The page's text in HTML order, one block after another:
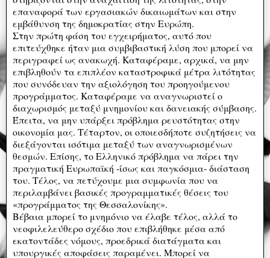
επαναφορά των εργασιακών δικαιωμάτων και στην
εμβάθυνση της δημοκρατίας στην Ευρώπη.
Στην πρώτη φάση του εγχειρήματος, αυτό που
επιτεύχθηκε ήταν μια συμβιβαστική λύση που μπορεί να
περιγραφεί ως ανακωχή. Καταφέραμε, αρχικά, να μην
επιβληθούν τα επιπλέον καταστροφικά μέτρα λιτότητας
που συνόδευαν την αξιολόγηση του προηγούμενου
προγράμματος. Καταφέραμε να αναγνωριστεί ο
διαχωρισμός μεταξύ μνημονίου και δανειακής σύμβασης.
Έπειτα, να μην υπάρξει πρόβλημα ρευστότητας στην
οικονομία μας. Τέταρτον, οι οποιεσδήποτε συζητήσεις να
διεξάγονται ισότιμα μεταξύ των αναγνωρισμένων
θεσμών. Επίσης, το Ελληνικό πρόβλημα να πάρει την
πραγματική Ευρωπαϊκή -ίσως και παγκόσμια- διάσταση
του. Τέλος, να πετύχουμε μια συμφωνία που να
περιλαμβάνει βασικές προγραμματικές θέσεις του
«προγράμματος της Θεσσαλονίκης».
Βέβαια μπορεί το μνημόνιο να έλαβε τέλος, αλλά το
νεοφιλελεύθερο σχέδιο που επιβλήθηκε μέσα από
εκατοντάδες νόμους, προεδρικά διατάγματα και
υπουργικές αποφάσεις παραμένει. Μπορεί να